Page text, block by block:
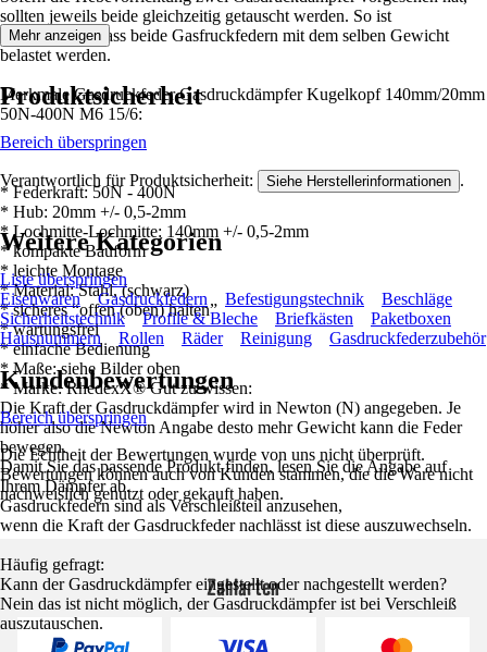
sollten jeweils beide gleichzeitig getauscht werden. So ist
sichergestellt, dass beide Gasfruckfedern mit dem selben Gewicht
belastet werden.
Merkmale Gasdruckfeder Gasdruckdämpfer Kugelkopf 140mm/20mm
50N-400N M6 15/6:
* Federkraft: 50N - 400N
* Hub: 20mm +/- 0,5-2mm
* Lochmitte-Lochmitte: 140mm +/- 0,5-2mm
* kompakte Bauform
* leichte Montage
* Material: Stahl, (schwarz)
* sicheres “offen (oben) halten”
* wartungsfrei
* einfache Bedienung
* Maße: siehe Bilder oben
* Marke: RhedexX® Gut zu wissen:
Die Kraft der Gasdruckdämpfer wird in Newton (N) angegeben. Je
höher also die Newton Angabe desto mehr Gewicht kann die Feder
bewegen.
Damit Sie das passende Produkt finden, lesen Sie die Angabe auf
Ihrem Dämpfer ab.
Gasdruckfedern sind als Verschleißteil anzusehen,
wenn die Kraft der Gasdruckfeder nachlässt ist diese auszuwechseln.
Häufig gefragt:
Kann der Gasdruckdämpfer eingestellt oder nachgestellt werden?
Nein das ist nicht möglich, der Gasdruckdämpfer ist bei Verschleiß
auszutauschen.
Mehr anzeigen
Produktsicherheit
Bereich überspringen
Verantwortlich für Produktsicherheit: Siehe Herstellerinformationen .
Weitere Kategorien
Liste überspringen
Eisenwaren
Gasdruckfedern Befestigungstechnik
Beschläge
Sicherheitstechnik
Profile & Bleche Briefkästen
Paketboxen
Hausnummern
Rollen Räder Reinigung Gasdruckfederzubehör
Kundenbewertungen
Bereich überspringen
Die Echtheit der Bewertungen wurde von uns nicht überprüft.
Bewertungen können auch von Kunden stammen, die die Ware nicht
nachweislich genutzt oder gekauft haben.
Zahlarten